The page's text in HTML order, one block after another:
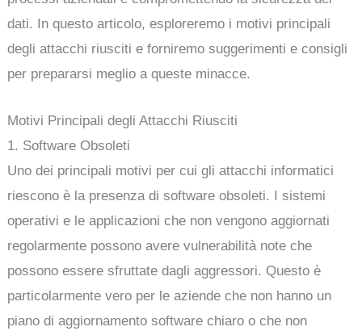
dati. In questo articolo, esploreremo i motivi principali
degli attacchi riusciti e forniremo suggerimenti e consigli
per prepararsi meglio a queste minacce.
Motivi Principali degli Attacchi Riusciti
1. Software Obsoleti
Uno dei principali motivi per cui gli attacchi informatici
riescono è la presenza di software obsoleti. I sistemi
operativi e le applicazioni che non vengono aggiornati
regolarmente possono avere vulnerabilità note che
possono essere sfruttate dagli aggressori. Questo è
particolarmente vero per le aziende che non hanno un
piano di aggiornamento software chiaro o che non